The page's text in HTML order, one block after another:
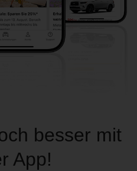
besser mit
App!